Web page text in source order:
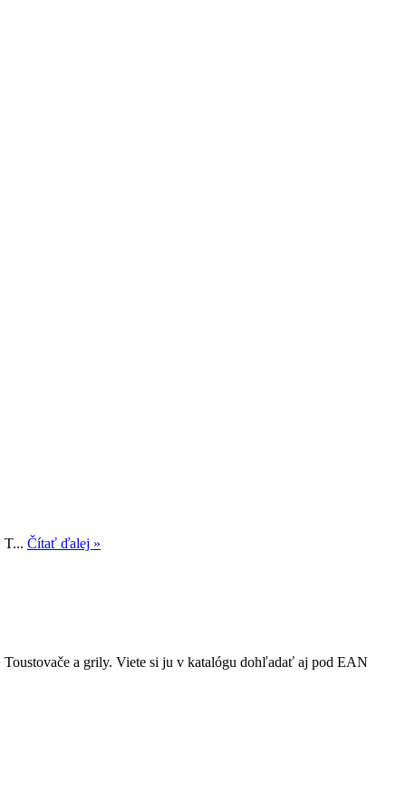
T... Čítať ďalej »
a grily. Viete si ju v katalógu dohľadať aj pod EAN